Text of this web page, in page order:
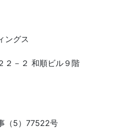
ングス
２－２ 和順ビル９階
（5）77522号